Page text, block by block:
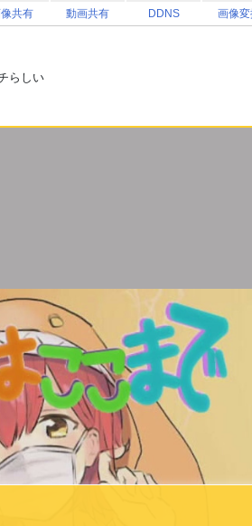
共有 動画共有 DDNS 画像変
らしい